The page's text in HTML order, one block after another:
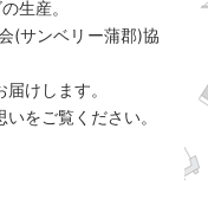
生産。
(サンベリー蒲郡)協
けします。
をご覧ください。